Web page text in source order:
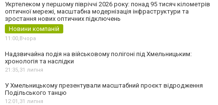
Укртелеком у першому півріччі 2026 року: понад 95 тисяч кілометрів
оптичної мережі, масштабна модернізація інфраструктури та
зростання нових оптичних підключень
Новини компаній
11:00,Вчора
Надзвичайна подія на військовому полігоні під Хмельницьким:
хронологія та наслідки
21:35,31 липня
У Хмельницькому презентували масштабний проєкт відродження
Подільського танцю
12:01,31 липня